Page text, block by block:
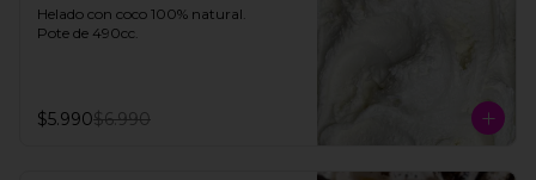
Helado con coco 100% natural.
Pote de 490cc.
$5.990$6.990